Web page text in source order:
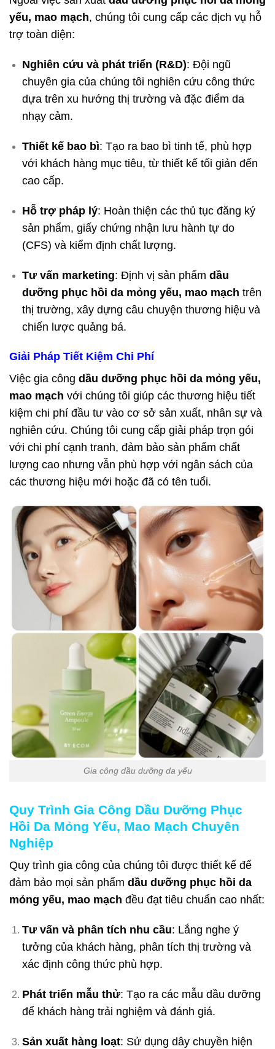
yếu, mao mạch, chúng tôi cung cấp các dịch vụ hỗ
trợ toàn diện:
Nghiên cứu và phát triển (R&D): Đội ngũ
chuyên gia của chúng tôi nghiên cứu công thức
dựa trên xu hướng thị trường và đặc điểm da
nhạy cảm.
Thiết kế bao bì: Tạo ra bao bì tinh tế, phù hợp
với khách hàng mục tiêu, từ thiết kế tối giản đến
cao cấp.
Hỗ trợ pháp lý: Hoàn thiện các thủ tục đăng ký
sản phẩm, giấy chứng nhận lưu hành tự do
(CFS) và kiểm định chất lượng.
Tư vấn marketing: Định vị sản phẩm dầu
dưỡng phục hồi da mỏng yếu, mao mạch trên
thị trường, xây dựng câu chuyện thương hiệu và
chiến lược quảng bá.
Giải Pháp Tiết Kiệm Chi Phí
Việc gia công dầu dưỡng phục hồi da mỏng yếu,
mao mạch với chúng tôi giúp các thương hiệu tiết
kiệm chi phí đầu tư vào cơ sở sản xuất, nhân sự và
nghiên cứu. Chúng tôi cung cấp giải pháp trọn gói
với chi phí cạnh tranh, đảm bảo sản phẩm chất
lượng cao nhưng vẫn phù hợp với ngân sách của
các thương hiệu mới hoặc đã có tên tuổi.
Gia công dầu dưỡng da yếu
Quy Trình Gia Công Dầu Dưỡng Phục
Hồi Da Mỏng Yếu, Mao Mạch Chuyên
Nghiệp
Quy trình gia công của chúng tôi được thiết kế để
đảm bảo mọi sản phẩm dầu dưỡng phục hồi da
mỏng yếu, mao mạch đều đạt tiêu chuẩn cao nhất:
Tư vấn và phân tích nhu cầu: Lắng nghe ý
tưởng của khách hàng, phân tích thị trường và
xác định công thức phù hợp.
Phát triển mẫu thử: Tạo ra các mẫu dầu dưỡng
để khách hàng trải nghiệm và đánh giá.
Sản xuất hàng loạt: Sử dụng dây chuyền hiện